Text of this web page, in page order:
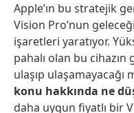
Apple’ın bu stratejik
Vision Pro’nun
işaretleri yaratıyor.
pahalı olan bu
ulaşıp ulaşamayacağı
konu hakkında ne
daha uygun fiyatlı bir